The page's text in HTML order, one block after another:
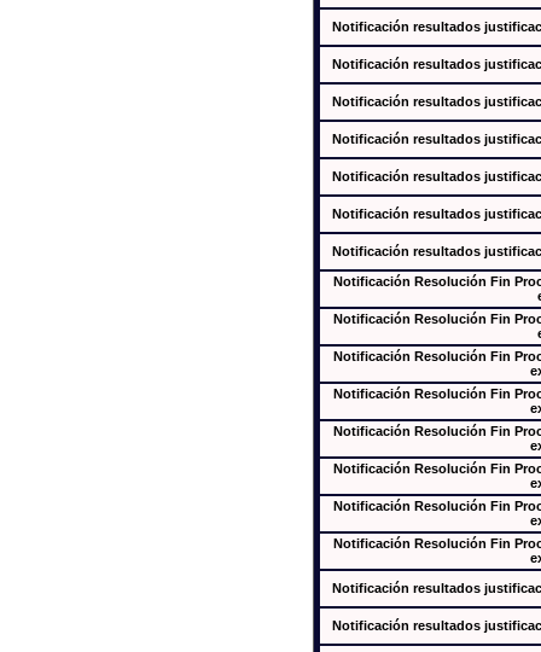
Notificación resultados
Notificación resultados
Notificación resultados
Notificación resultados
Notificación resultados
Notificación resultados
Notificación resultados
Notificación Resolución Fin
Notificación Resolución Fin
Notificación Resolución Fin
Notificación Resolución Fin
Notificación Resolución Fin
Notificación Resolución Fin
Notificación Resolución Fin
Notificación Resolución Fin
Notificación resultados
Notificación resultados